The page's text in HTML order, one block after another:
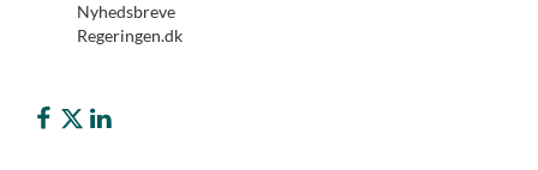
Nyhedsbreve
Regeringen.dk
Børne- og Undervisningsministeriet på Facebook
Børne- og Undervisningsministeriet på Twitter (X)
Børne- og Undervisningsministeriet på LinkedIn